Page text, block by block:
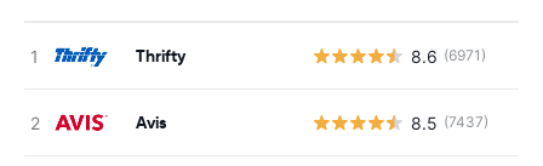
Thrifty 8.6 (6971)
Avis 8.5 (7437)